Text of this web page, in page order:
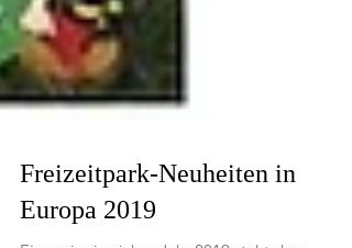
Freizeitpark-Neuheiten in